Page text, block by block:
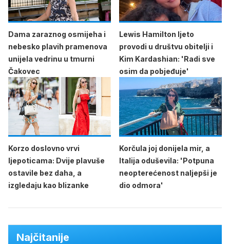
Dama zaraznog osmijeha i
nebesko plavih pramenova
unijela vedrinu u tmurni
Čakovec
Lewis Hamilton ljeto
provodi u društvu obitelji i
Kim Kardashian: 'Radi sve
osim da pobjeđuje'
Korzo doslovno vrvi
ljepoticama: Dvije plavuše
ostavile bez daha, a
izgledaju kao blizanke
Korčula joj donijela mir, a
Italija oduševila: 'Potpuna
neopterećenost naljepši je
dio odmora'
Najčitanije